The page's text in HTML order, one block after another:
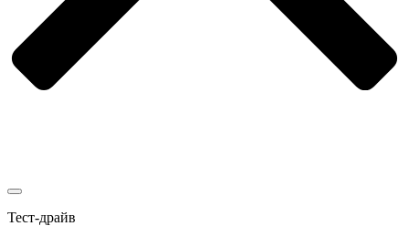
Тест-драйв